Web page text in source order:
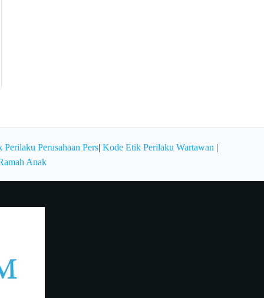
Perusahaan Pers| Kode Etik Perilaku Wartawan |
Anak